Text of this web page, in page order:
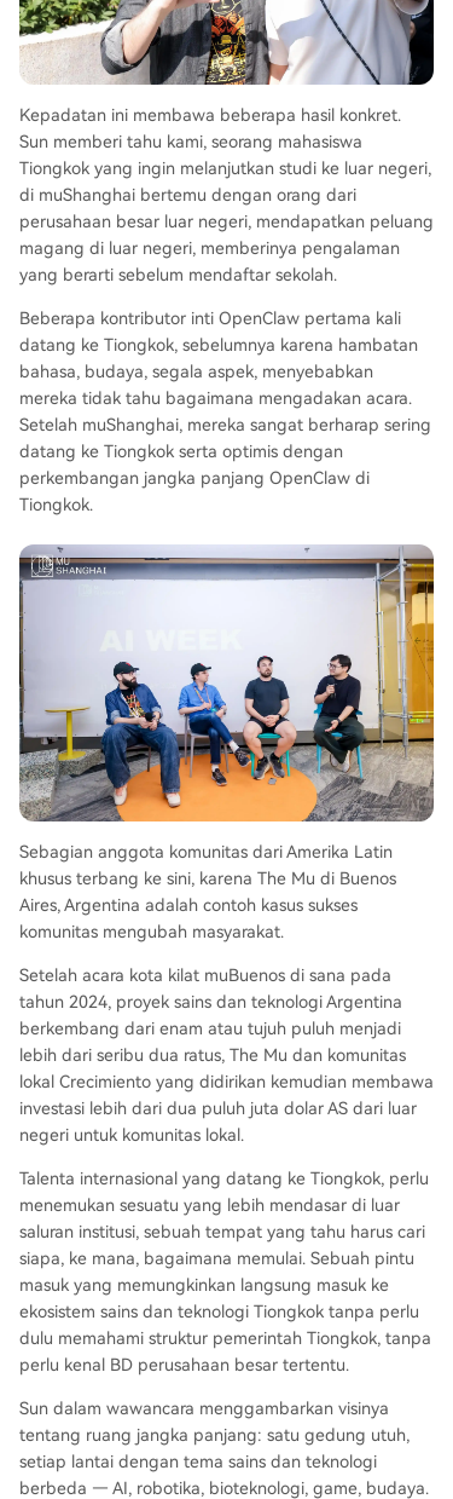
Kepadatan ini membawa beberapa hasil konkret.
Sun memberi tahu kami, seorang mahasiswa
Tiongkok yang ingin melanjutkan studi ke luar negeri,
di muShanghai bertemu dengan orang dari
perusahaan besar luar negeri, mendapatkan peluang
magang di luar negeri, memberinya pengalaman
yang berarti sebelum mendaftar sekolah.
Beberapa kontributor inti OpenClaw pertama kali
datang ke Tiongkok, sebelumnya karena hambatan
bahasa, budaya, segala aspek, menyebabkan
mereka tidak tahu bagaimana mengadakan acara.
Setelah muShanghai, mereka sangat berharap sering
datang ke Tiongkok serta optimis dengan
perkembangan jangka panjang OpenClaw di
Tiongkok.
Sebagian anggota komunitas dari Amerika Latin
khusus terbang ke sini, karena The Mu di Buenos
Aires, Argentina adalah contoh kasus sukses
komunitas mengubah masyarakat.
Setelah acara kota kilat muBuenos di sana pada
tahun 2024, proyek sains dan teknologi Argentina
berkembang dari enam atau tujuh puluh menjadi
lebih dari seribu dua ratus, The Mu dan komunitas
lokal Crecimiento yang didirikan kemudian membawa
investasi lebih dari dua puluh juta dolar AS dari luar
negeri untuk komunitas lokal.
Talenta internasional yang datang ke Tiongkok, perlu
menemukan sesuatu yang lebih mendasar di luar
saluran institusi, sebuah tempat yang tahu harus cari
siapa, ke mana, bagaimana memulai. Sebuah pintu
masuk yang memungkinkan langsung masuk ke
ekosistem sains dan teknologi Tiongkok tanpa perlu
dulu memahami struktur pemerintah Tiongkok, tanpa
perlu kenal BD perusahaan besar tertentu.
Sun dalam wawancara menggambarkan visinya
tentang ruang jangka panjang: satu gedung utuh,
setiap lantai dengan tema sains dan teknologi
berbeda — AI, robotika, bioteknologi, game, budaya.